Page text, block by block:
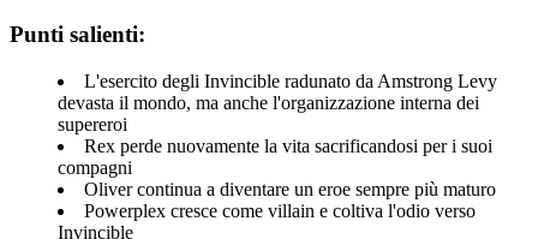
Punti salienti:
L'esercito degli Invincible radunato da Amstrong Levy
devasta il mondo, ma anche l'organizzazione interna dei
supereroi
Rex perde nuovamente la vita sacrificandosi per i suoi
compagni
Oliver continua a diventare un eroe sempre più maturo
Powerplex cresce come villain e coltiva l'odio verso
Invincible